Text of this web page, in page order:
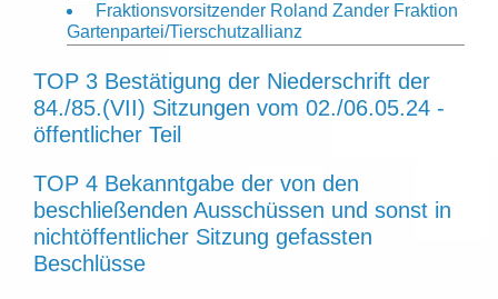
Fraktionsvorsitzender Roland Zander Fraktion
Gartenpartei/Tierschutzallianz
TOP 3 Bestätigung der Niederschrift der
84./85.(VII) Sitzungen vom 02./06.05.24 -
öffentlicher Teil
TOP 4 Bekanntgabe der von den
beschließenden Ausschüssen und sonst in
nichtöffentlicher Sitzung gefassten
Beschlüsse